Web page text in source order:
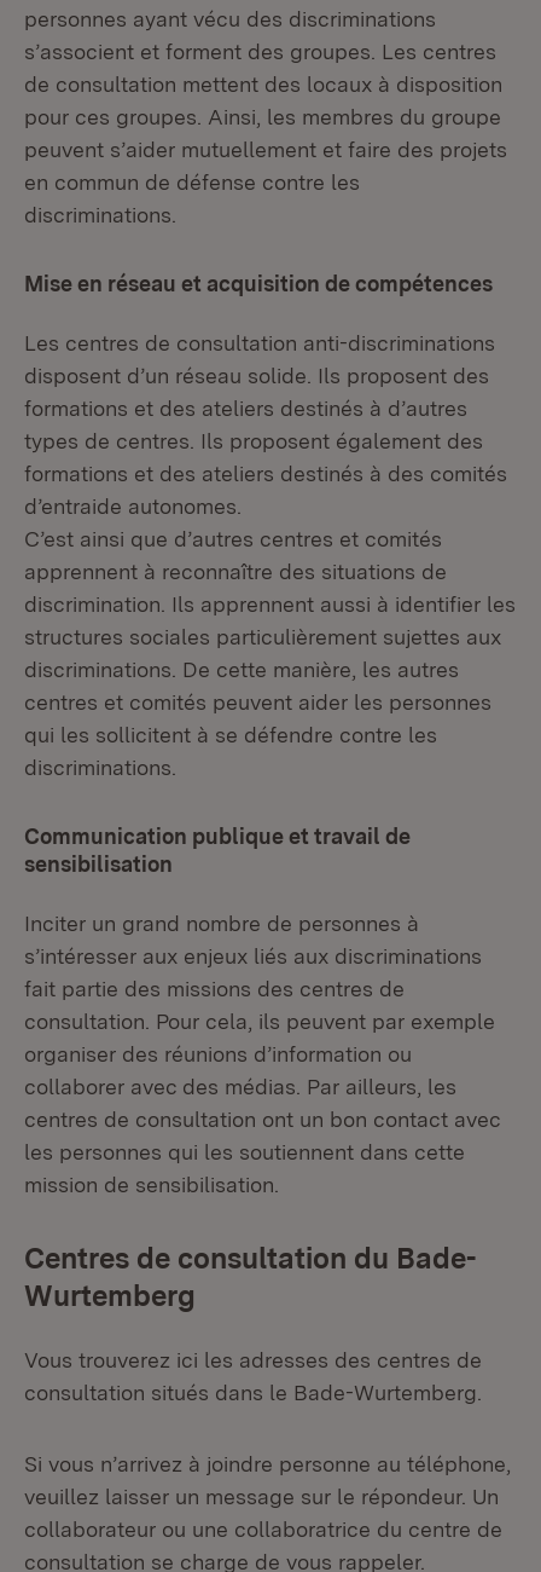
personnes ayant vécu des discriminations
s’associent et forment des groupes. Les centres
de consultation mettent des locaux à disposition
pour ces groupes. Ainsi, les membres du groupe
peuvent s’aider mutuellement et faire des projets
en commun de défense contre les
discriminations.
Mise en réseau et acquisition de compétences
Les centres de consultation anti-discriminations
disposent d’un réseau solide. Ils proposent des
formations et des ateliers destinés à d’autres
types de centres. Ils proposent également des
formations et des ateliers destinés à des comités
d’entraide autonomes.
C’est ainsi que d’autres centres et comités
apprennent à reconnaître des situations de
discrimination. Ils apprennent aussi à identifier les
structures sociales particulièrement sujettes aux
discriminations. De cette manière, les autres
centres et comités peuvent aider les personnes
qui les sollicitent à se défendre contre les
discriminations.
Communication publique et travail de
sensibilisation
Inciter un grand nombre de personnes à
s’intéresser aux enjeux liés aux discriminations
fait partie des missions des centres de
consultation. Pour cela, ils peuvent par exemple
organiser des réunions d’information ou
collaborer avec des médias. Par ailleurs, les
centres de consultation ont un bon contact avec
les personnes qui les soutiennent dans cette
mission de sensibilisation.
Centres de consultation du Bade-
Wurtemberg
Vous trouverez ici les adresses des centres de
consultation situés dans le Bade-Wurtemberg.
Si vous n’arrivez à joindre personne au téléphone,
veuillez laisser un message sur le répondeur. Un
collaborateur ou une collaboratrice du centre de
consultation se charge de vous rappeler.